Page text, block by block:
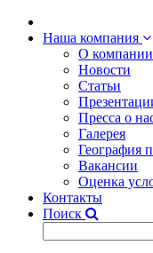
Наша компания
О компании
Новости
Статьи
Пресса о
Галерея
География
Вакансии
Оценка
Контакты
Поиск